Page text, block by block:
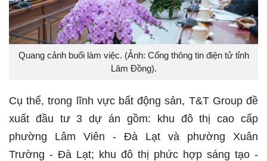
Quang cảnh buổi làm việc. (Ảnh: Cổng thông tin điện tử tỉnh
Lâm Đồng).
Cụ thể, trong lĩnh vực bất động sản, T&T Group đề
xuất đầu tư 3 dự án gồm: khu đô thị cao cấp
phường Lâm Viên - Đà Lạt và phường Xuân
Trường - Đà Lạt; khu đô thị phức hợp sáng tạo -